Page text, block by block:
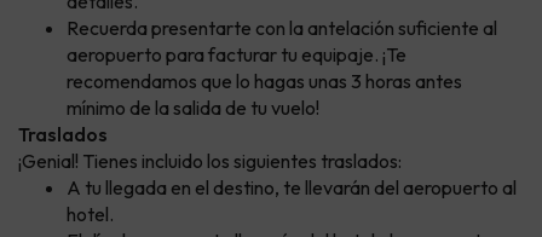
Recuerda presentarte con la antelación suficiente al
aeropuerto para facturar tu equipaje. ¡Te
recomendamos que lo hagas unas 3 horas antes
mínimo de la salida de tu vuelo!
Traslados
¡Genial! Tienes incluido los siguientes traslados:
A tu llegada en el destino, te llevarán del aeropuerto al
hotel.